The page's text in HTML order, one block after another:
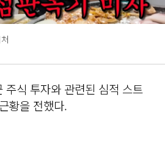
주식 투자와 관련된 심적 스트
황을 전했다.